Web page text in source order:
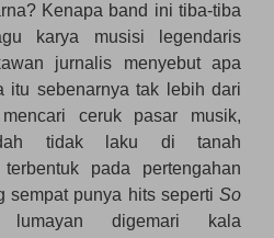
Kenapa band ini tiba-tiba
karya musisi legendaris
jurnalis menyebut apa
itu sebenarnya tak lebih dari
ceruk pasar musik,
tidak laku di tanah
pada pertengahan
sempat punya hits seperti So
digemari kala